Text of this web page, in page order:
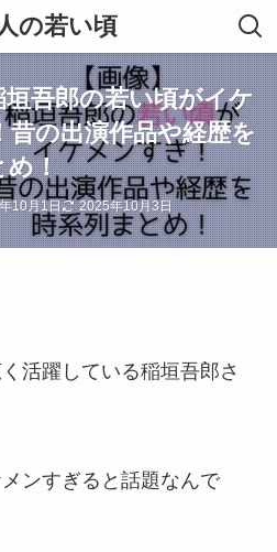
の若い頃
垣吾郎の若い頃がイケ
昔の出演作品や経歴を
め！
10月1日 2025年10月3日
活躍している稲垣吾郎さ
ンすぎると話題なんで